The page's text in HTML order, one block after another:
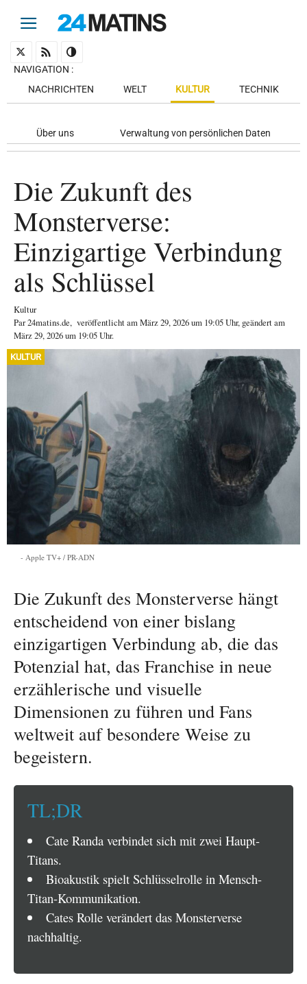
NAVIGATION :
NACHRICHTEN
WELT KULTUR TECHNIK
Über uns Verwaltung von persönlichen Daten
Die Zukunft des
Monsterverse:
Einzigartige Verbindung
als Schlüssel
Kultur
Par24matins.de, veröffentlicht amMärz 29, 2026um 19:05 Uhr, geändert am
März 29, 2026 um 19:05 Uhr.
KULTUR
Apple TV+ / PR-ADN
Die Zukunft des Monsterverse hängt
entscheidend von einer bislang
einzigartigen Verbindung ab, die das
Potenzial hat, das Franchise in neue
erzählerische und visuelle
Dimensionen zu führen und Fans
weltweit auf besondere Weise zu
begeistern.
TL;DR
Cate Randa verbindet sich mit zwei Haupt-
Titans.
Bioakustik spielt Schlüsselrolle in Mensch-
Titan-Kommunikation.
Cates Rolle verändert das Monsterverse
nachhaltig.